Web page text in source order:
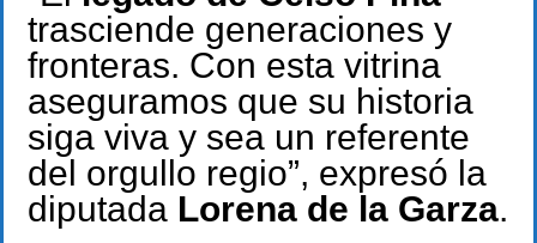
trasciende generaciones y
fronteras. Con esta vitrina
aseguramos que su historia
siga viva y sea un referente
del orgullo regio”, expresó la
diputada Lorena de la Garza.